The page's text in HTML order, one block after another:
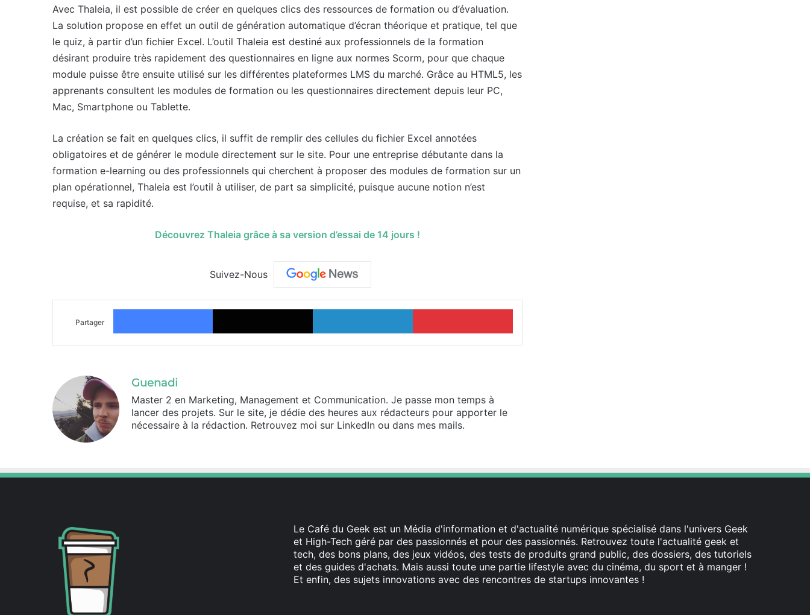
Avec Thaleia, il est possible de créer en quelques clics des ressources de formation ou d’évaluation.
La solution propose en effet un outil de génération automatique d’écran théorique et pratique, tel que
le quiz, à partir d’un fichier Excel. L’outil Thaleia est destiné aux professionnels de la formation
désirant produire très rapidement des questionnaires en ligne aux normes Scorm, pour que chaque
module puisse être ensuite utilisé sur les différentes plateformes LMS du marché. Grâce au HTML5, les
apprenants consultent les modules de formation ou les questionnaires directement depuis leur PC,
Mac, Smartphone ou Tablette.
La création se fait en quelques clics, il suffit de remplir des cellules du fichier Excel annotées
obligatoires et de générer le module directement sur le site. Pour une entreprise débutante dans la
formation e-learning ou des professionnels qui cherchent à proposer des modules de formation sur un
plan opérationnel, Thaleia est l’outil à utiliser, de part sa simplicité, puisque aucune notion n’est
requise, et sa rapidité.
Découvrez Thaleia grâce à sa version d’essai de 14 jours !
Suivez-Nous
Partager
Facebook X Linkedin
Guenadi
Master 2 en Marketing, Management et Communication. Je passe mon temps à
lancer des projets. Sur le site, je dédie des heures aux rédacteurs pour apporter le
nécessaire à la rédaction. Retrouvez moi sur LinkedIn ou dans mes mails.
Le Café du Geek est un Média d'information et d'actualité numérique spécialisé dans l'univers Geek
et High-Tech géré par des passionnés et pour des passionnés. Retrouvez toute l'actualité geek et
tech, des bons plans, des jeux vidéos, des tests de produits grand public, des dossiers, des tutoriels
et des guides d'achats. Mais aussi toute une partie lifestyle avec du cinéma, du sport et à manger !
Et enfin, des sujets innovations avec des rencontres de startups innovantes !